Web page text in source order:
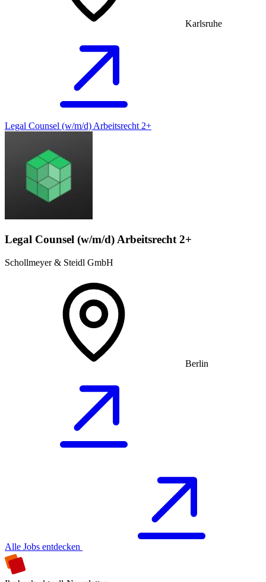
Karlsruhe
Legal Counsel (w/m/d) Arbeitsrecht 2+
Legal Counsel (w/m/d) Arbeitsrecht 2+
Schollmeyer & Steidl GmbH
Berlin
Alle Jobs entdecken